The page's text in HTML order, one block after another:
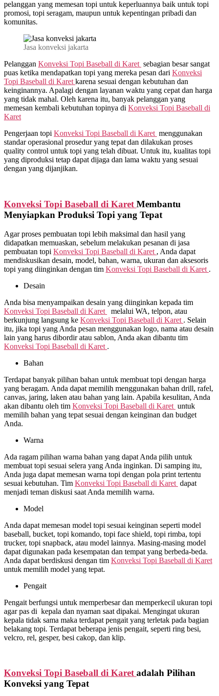
pelanggan yang memesan topi untuk keperluannya baik untuk topi
promosi, topi seragam, maupun untuk kepentingan pribadi dan
komunitas.
Jasa konveksi jakarta
Pelanggan Konveksi Topi Baseball di Karet sebagian besar sangat
puas ketika mendapatkan topi yang mereka pesan dari Konveksi
Topi Baseball di Karet karena sesuai dengan kebutuhan dan
keinginannya. Apalagi dengan layanan waktu yang cepat dan harga
yang tidak mahal. Oleh karena itu, banyak pelanggan yang
memesan kembali kebutuhan topinya di Konveksi Topi Baseball di
Karet
Pengerjaan topi Konveksi Topi Baseball di Karet menggunakan
standar operasional prosedur yang tepat dan dilakukan proses
quality control untuk topi yang telah dibuat. Untuk itu, kualitas topi
yang diproduksi tetap dapat dijaga dan lama waktu yang sesuai
dengan yang dijanjikan.
Konveksi Topi Baseball di Karet Membantu
Menyiapkan Produksi Topi yang Tepat
Agar proses pembuatan topi lebih maksimal dan hasil yang
didapatkan memuaskan, sebelum melakukan pesanan di jasa
pembuatan topi Konveksi Topi Baseball di Karet , Anda dapat
mendiskusikan desain, model, bahan, warna, ukuran dan aksesoris
topi yang diinginkan dengan tim Konveksi Topi Baseball di Karet .
Desain
Anda bisa menyampaikan desain yang diinginkan kepada tim
Konveksi Topi Baseball di Karet
melalui WA, telpon, atau
berkunjung langsung ke Konveksi Topi Baseball di Karet . Selain
itu, jika topi yang Anda pesan menggunakan logo, nama atau desain
lain yang harus dibordir atau sablon, Anda akan dibantu tim
Konveksi Topi Baseball di Karet .
Bahan
Terdapat banyak pilihan bahan untuk membuat topi dengan harga
yang beragam. Anda dapat memilih menggunakan bahan drill, rafel,
canvas, jaring, laken atau bahan yang lain. Apabila kesulitan, Anda
akan dibantu oleh tim Konveksi Topi Baseball di Karet untuk
memilih bahan yang tepat sesuai dengan keinginan dan budget
Anda.
Warna
Ada ragam pilihan warna bahan yang dapat Anda pilih untuk
membuat topi sesuai selera yang Anda inginkan. Di samping itu,
Anda juga dapat memesan warna topi dengan pola print tertentu
sesuai kebutuhan. Tim Konveksi Topi Baseball di Karet dapat
menjadi teman diskusi saat Anda memilih warna.
Model
Anda dapat memesan model topi sesuai keinginan seperti model
baseball, bucket, topi komando, topi face shield, topi rimba, topi
trucker, topi snapback, atau model lainnya. Masing-masing model
dapat digunakan pada kesempatan dan tempat yang berbeda-beda.
Anda dapat berdiskusi dengan tim Konveksi Topi Baseball di Karet
untuk memilih model yang tepat.
Pengait
Pengait berfungsi untuk memperbesar dan memperkecil ukuran topi
agar pas di kepala dan nyaman saat dipakai. Mengingat ukuran
kepala tidak sama maka terdapat pengait yang terletak pada bagian
belakang topi. Terdapat beberapa jenis pengait, seperti ring besi,
velcro, rel, gesper, besi cakop, dan klip.
Konveksi Topi Baseball di Karetadalah Pilihan
Konveksi yang Tepat